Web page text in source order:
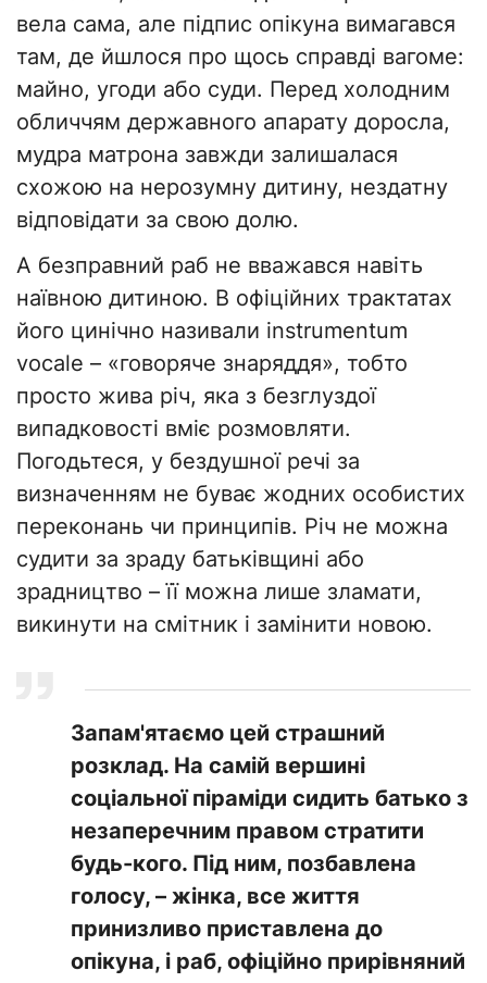
вела сама, але підпис опікуна вимагався
там, де йшлося про щось справді вагоме:
майно, угоди або суди. Перед холодним
обличчям державного апарату доросла,
мудра матрона завжди залишалася
схожою на нерозумну дитину, нездатну
відповідати за свою долю.
​А безправний раб не вважався навіть
наївною дитиною. В офіційних трактатах
його цинічно називали instrumentum
vocale – «говоряче знаряддя», тобто
просто жива річ, яка з безглуздої
випадковості вміє розмовляти.
Погодьтеся, у бездушної речі за
визначенням не буває жодних особистих
переконань чи принципів. Річ не можна
судити за зраду батьківщині або
зрадництво – її можна лише зламати,
викинути на смітник і замінити новою.
​Запам'ятаємо цей страшний
розклад. На самій вершині
соціальної піраміди сидить батько з
незаперечним правом стратити
будь-кого. Під ним, позбавлена
голосу, – жінка, все життя
принизливо приставлена до
опікуна, і раб, офіційно прирівняний